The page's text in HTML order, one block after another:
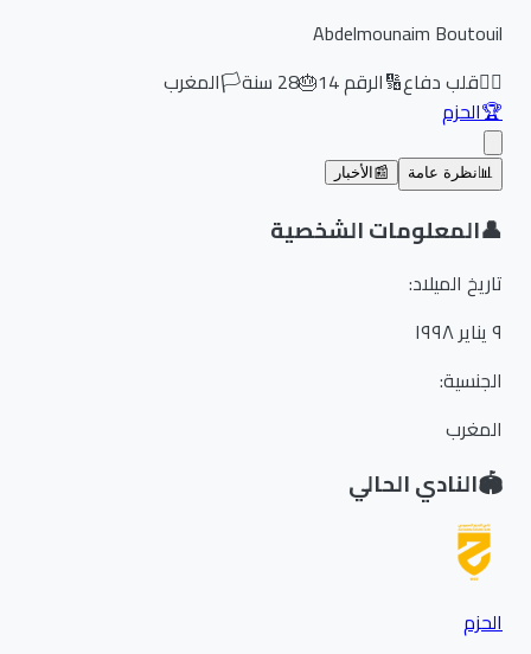
Abdelmounaim Boutouil
قلب دفاع🔢الرقم14
🎂
28سنة🏳️المغرب
الحزم
نظرة عامة 📰 الأخبار
المعلومات الشخصية
تاريخ الميلاد:
الجنسية:
المغرب
النادي الحالي
الحزم